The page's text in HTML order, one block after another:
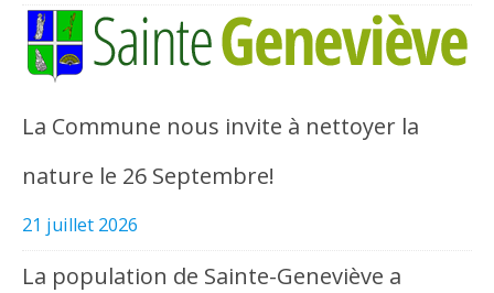
La Commune nous invite à nettoyer la
nature le 26 Septembre!
21 juillet 2026
La population de Sainte-Geneviève a